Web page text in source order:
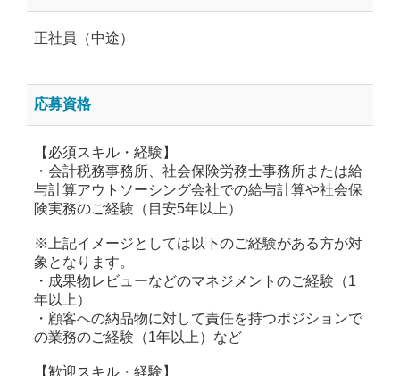
正社員（中途）
応募資格
【必須スキル・経験】
・会計税務事務所、社会保険労務士事務所または給
与計算アウトソーシング会社での給与計算や社会保
険実務のご経験（目安5年以上）
※上記イメージとしては以下のご経験がある方が対
象となります。
・成果物レビューなどのマネジメントのご経験（1
年以上）
・顧客への納品物に対して責任を持つポジションで
の業務のご経験（1年以上）など
【歓迎スキル・経験】